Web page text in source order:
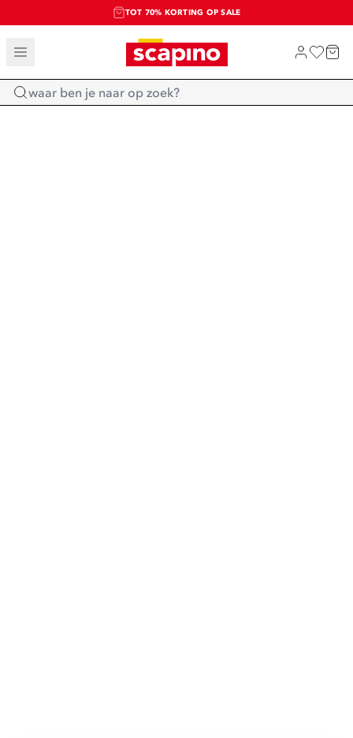
TOT 70% KORTING OP SALE
SALE: LAATSTE KANS!
SHOP NIEUW
Home